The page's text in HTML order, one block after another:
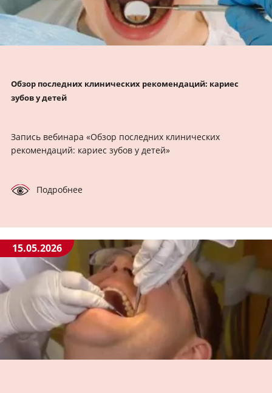
Обзор последних клинических рекомендаций: кариес
зубов у детей
Запись вебинара «Обзор последних клинических
рекомендаций: кариес зубов у детей»
Подробнее
15.05.2026